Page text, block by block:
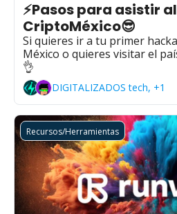
⚡Pasos para asistir
CriptoMéxico😎
Si quieres ir a tu primer
México o quieres visitar el
👌
DIGITALIZADOS tech, +1
Recursos/Herramientas